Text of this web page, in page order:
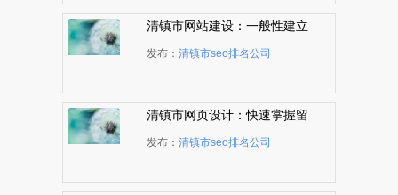
清镇市网站建设：一般性建立
发布：清镇市seo排名公司
清镇市网页设计：快速掌握留
发布：清镇市seo排名公司